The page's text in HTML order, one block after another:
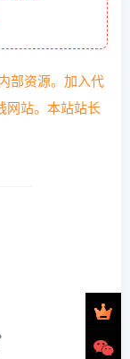
部资源。加入代
网站。本站站长